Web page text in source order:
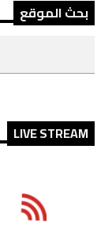
بحث الموقع
LIVE STREAM